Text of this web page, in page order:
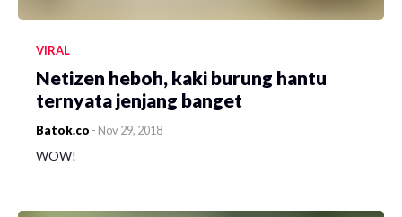
VIRAL
Netizen heboh, kaki burung hantu
ternyata jenjang banget
Batok.co - Nov 29, 2018
WOW!